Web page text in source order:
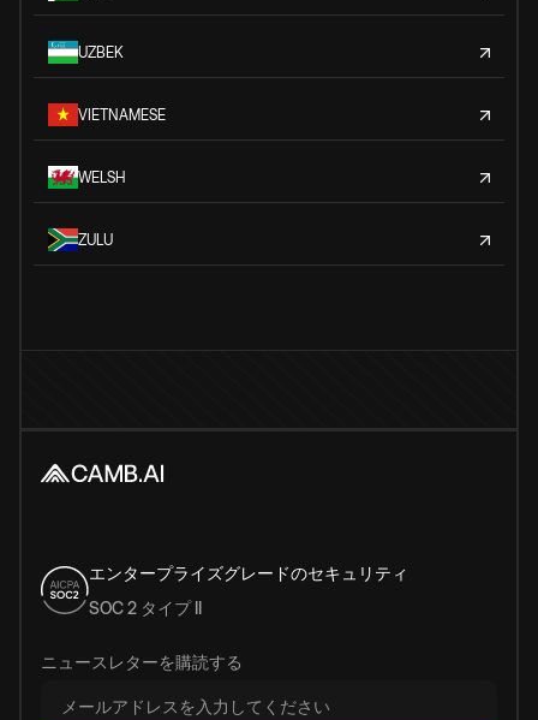
UZBEK
VIETNAMESE
WELSH
ZULU
エンタープライズグレードのセキュリティ
SOC 2 タイプ II
ニュースレターを購読する